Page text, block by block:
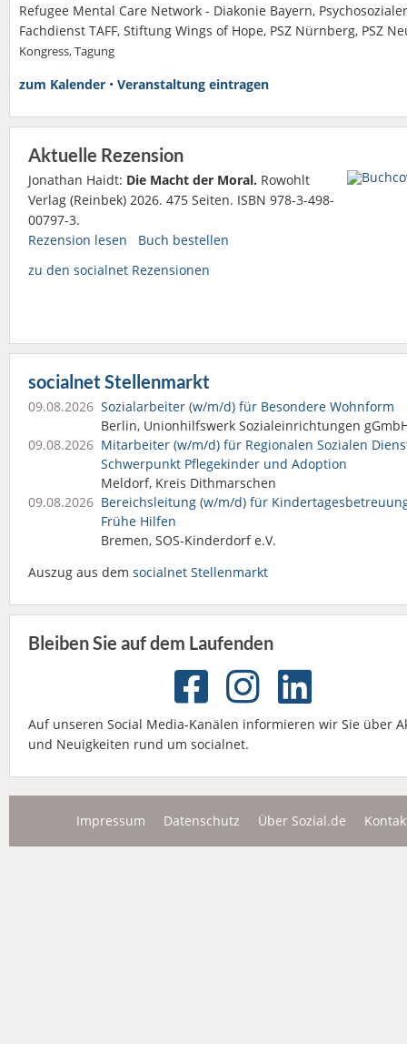
Refugee Mental Care Network - Diakonie Bayern, Psychosozialer
Fachdienst TAFF, Stiftung Wings of Hope, PSZ Nürnberg, PSZ
Kongress, Tagung
zum Kalender • Veranstaltung eintragen
Aktuelle Rezension
Jonathan Haidt: Die Macht der Moral. Rowohlt
Verlag (Reinbek) 2026. 475 Seiten. ISBN 978-3-498-
00797-3.
Rezension lesen
Buch bestellen
zu den socialnet Rezensionen
socialnet Stellenmarkt
09.08.2026 Sozialarbeiter (w/m/d) für Besondere Wohnform
Berlin, Unionhilfswerk Sozialeinrichtungen
09.08.2026 Mitarbeiter (w/m/d) für Regionalen Sozialen
Schwerpunkt Pflegekinder und Adoption
Meldorf, Kreis Dithmarschen
09.08.2026 Bereichsleitung (w/m/d) für
Frühe Hilfen
Bremen, SOS-Kinderdorf e.V.
Auszug aus dem socialnet Stellenmarkt
Bleiben Sie auf dem Laufenden
Auf unseren Social Media-Kanälen informieren wir Sie über
und Neuigkeiten rund um socialnet.
Impressum Datenschutz Über Sozial.de